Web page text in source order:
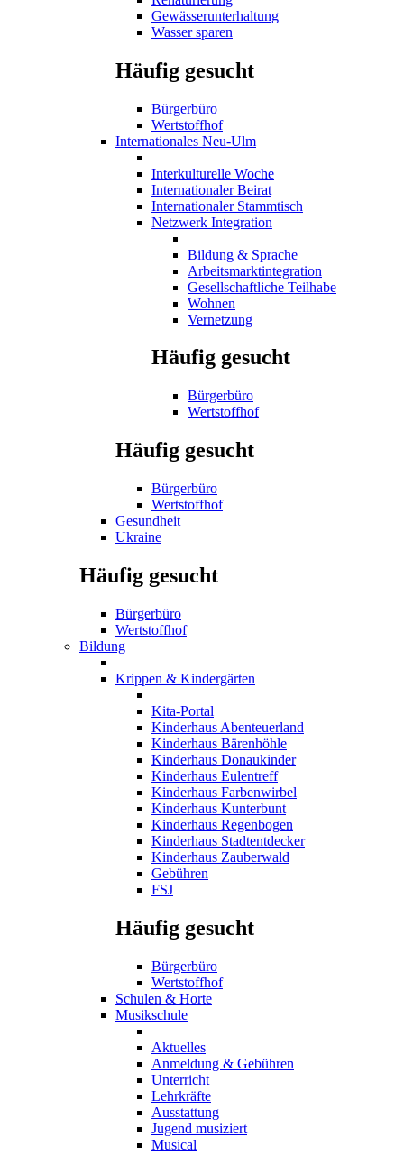
Gewässerunterhaltung
Wasser sparen
Häufig gesucht
Bürgerbüro
Wertstoffhof
Internationales Neu-Ulm
Interkulturelle Woche
Internationaler Beirat
Internationaler Stammtisch
Netzwerk Integration
Bildung & Sprache
Arbeitsmarktintegration
Gesellschaftliche Teilhabe
Wohnen
Vernetzung
Häufig gesucht
Bürgerbüro
Wertstoffhof
Häufig gesucht
Bürgerbüro
Wertstoffhof
Gesundheit
Ukraine
Häufig gesucht
Bürgerbüro
Wertstoffhof
Bildung
Krippen & Kindergärten
Kita-Portal
Kinderhaus Abenteuerland
Kinderhaus Bärenhöhle
Kinderhaus Donaukinder
Kinderhaus Eulentreff
Kinderhaus Farbenwirbel
Kinderhaus Kunterbunt
Kinderhaus Regenbogen
Kinderhaus Stadtentdecker
Kinderhaus Zauberwald
Gebühren
FSJ
Häufig gesucht
Bürgerbüro
Wertstoffhof
Schulen & Horte
Musikschule
Aktuelles
Anmeldung & Gebühren
Unterricht
Lehrkräfte
Ausstattung
Jugend musiziert
Musical